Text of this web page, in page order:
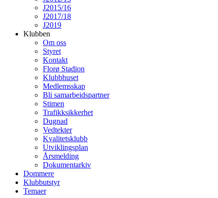
J2015/16
J2017/18
J2019
Klubben
Om oss
Styret
Kontakt
Florø Stadion
Klubbhuset
Medlemsskap
Bli samarbeidspartner
Stimen
Trafikksikkerhet
Dugnad
Vedtekter
Kvalitetsklubb
Utviklingsplan
Årsmelding
Dokumentarkiv
Dommere
Klubbutstyr
Temaer